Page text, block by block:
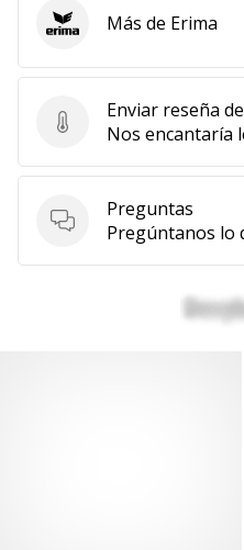
Mostrar
todos
artículos
Enviar reseña del
Enviar reseña
Nos encantaría
Preguntas
Preguntas
Pregúntanos lo
ErimaMás de Erima